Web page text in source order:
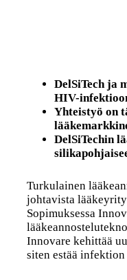
DelSiTech ja
HIV-
Yhteistyö on
DelSiTechin
Turkulainen
johtavista
Sopimuksessa
Innovare kehittää
siten estää